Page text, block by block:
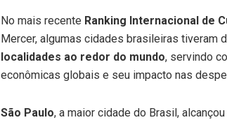
No mais recente Ranking Internacional de
Mercer, algumas cidades brasileiras tiveram
localidades ao redor do mundo, servindo
econômicas globais e seu impacto nas
São Paulo, a maior cidade do Brasil,